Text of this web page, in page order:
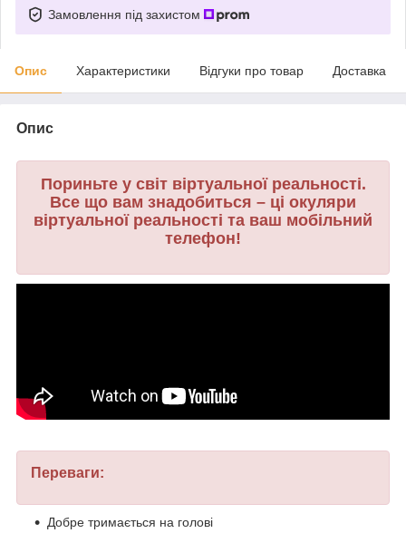
Замовлення під захистом
Опис Характеристики Відгуки про товар Доставка
Опис
Пориньте у світ віртуальної реальності.
Все що вам знадобиться – ці окуляри
віртуальної реальності та ваш мобільний
телефон!
Переваги:
Добре тримається на голові